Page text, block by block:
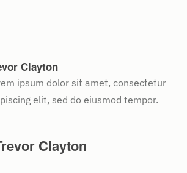
Clayton
ipsum dolor sit amet, consectetur
elit, sed do eiusmod tempor.
Clayton